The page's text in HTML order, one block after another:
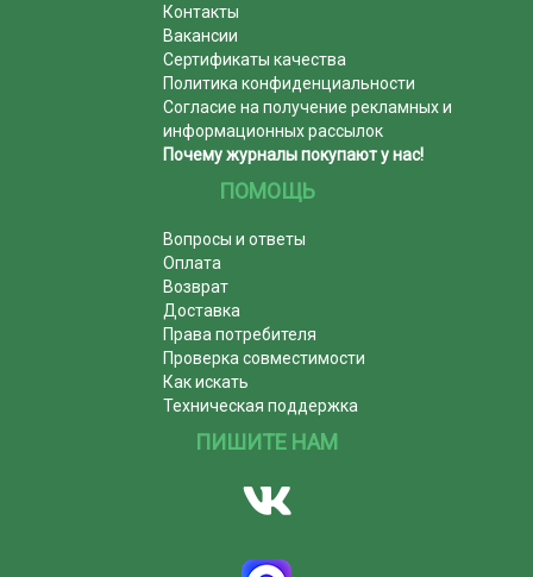
Контакты
Вакансии
Сертификаты качества
Политика конфиденциальности
Согласие на получение рекламных и
информационных рассылок
Почему журналы покупают у нас!
ПОМОЩЬ
Вопросы и ответы
Оплата
Возврат
Доставка
Права потребителя
Проверка совместимости
Как искать
Техническая поддержка
ПИШИТЕ НАМ